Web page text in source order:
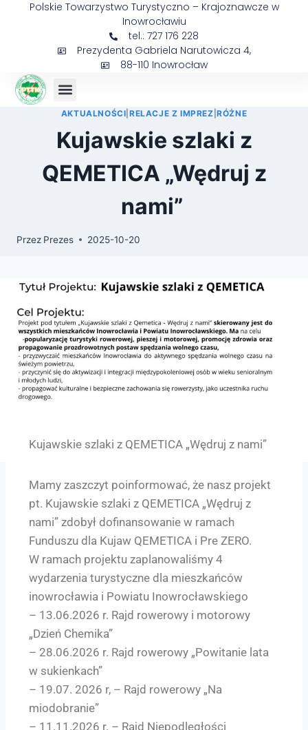
Polskie Towarzystwo Turystyczno – Krajoznawcze w
Inowrocławiu
tel.: 727 176 228
Prezydenta Gabriela Narutowicza 4,
88-110 Inowrocław
AKTUALNOŚCI |RELACJE Z IMPREZ |RÓŻNE
Kujawskie szlaki z
QEMETICA „Wędruj z
nami”
Przez Prezes 2025-10-20
Kujawskie szlaki z QEMETICA „Wędruj z nami”
Mamy zaszczyt poinformować, że nasz projekt
pt. Kujawskie szlaki z QEMETICA „Wędruj z
nami” zdobył dofinansowanie w ramach
Funduszu dla Kujaw QEMETICA i Pre ZERO.
W ramach projektu zaplanowaliśmy 4
wydarzenia turystyczne dla mieszkańców
inowrocławia i Powiatu Inowrocławskiego
– 13.06.2026 r. Rajd rowerowy i motorowy
„Dzień Chemika”
– 28.06.2026 r. Rajd rowerowy „Powitanie lata
w sukienkach”
– 19.07. 2026 r, – Rajd rowerowy „Na
miodobranie”
– 11.11.2026 r. – Rajd Niepodległości